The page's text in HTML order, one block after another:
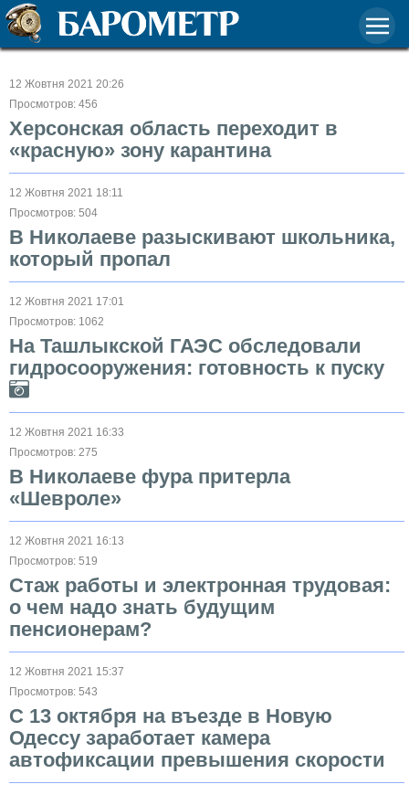
12 Жовтня 2021 20:26
Просмотров: 456
Херсонская область переходит в
«красную» зону карантина
12 Жовтня 2021 18:11
Просмотров: 504
В Николаеве разыскивают школьника,
который пропал
12 Жовтня 2021 17:01
Просмотров: 1062
На Ташлыкской ГАЭС обследовали
гидросооружения: готовность к пуску
12 Жовтня 2021 16:33
Просмотров: 275
В Николаеве фура притерла
«Шевроле»
12 Жовтня 2021 16:13
Просмотров: 519
Стаж работы и электронная трудовая:
о чем надо знать будущим
пенсионерам?
12 Жовтня 2021 15:37
Просмотров: 543
С 13 октября на въезде в Новую
Одессу заработает камера
автофиксации превышения скорости